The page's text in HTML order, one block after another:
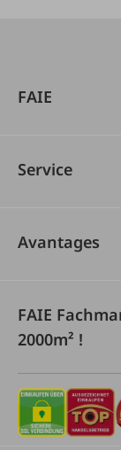
FAIE
Service
Avantages
FAIE
2000m² !